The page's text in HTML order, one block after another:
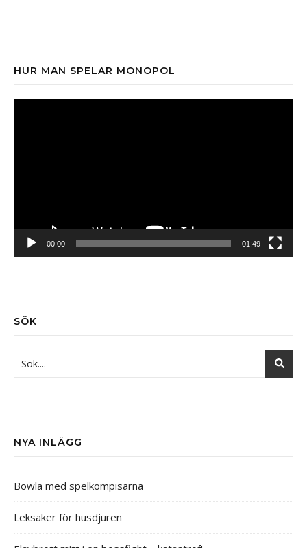
HUR MAN SPELAR MONOPOL
00:00 01:49
SÖK
NYA INLÄGG
Bowla med spelkompisarna
Leksaker för husdjuren